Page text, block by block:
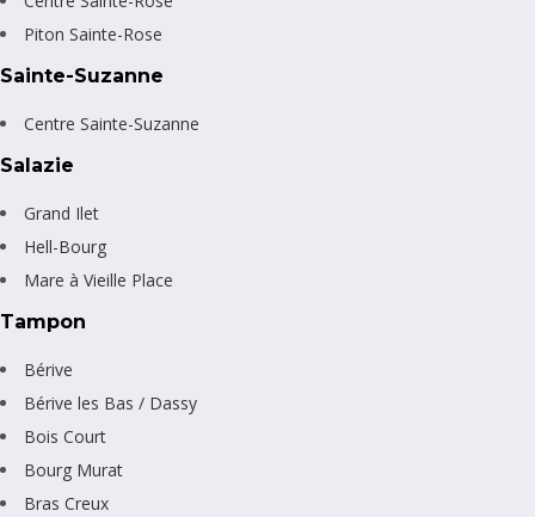
Piton Sainte-Rose
Sainte-Suzanne
Centre Sainte-Suzanne
Salazie
Grand Ilet
Hell-Bourg
Mare à Vieille Place
Tampon
Bérive
Bérive les Bas / Dassy
Bois Court
Bourg Murat
Bras Creux